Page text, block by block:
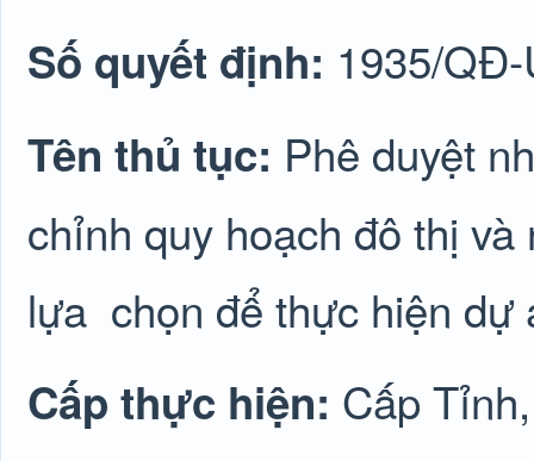
Số quyết định: 1935/
Tên thủ tục: Phê duyệt
chỉnh quy hoạch đô thị
lựa chọn để thực hiện
Cấp thực hiện: Cấp